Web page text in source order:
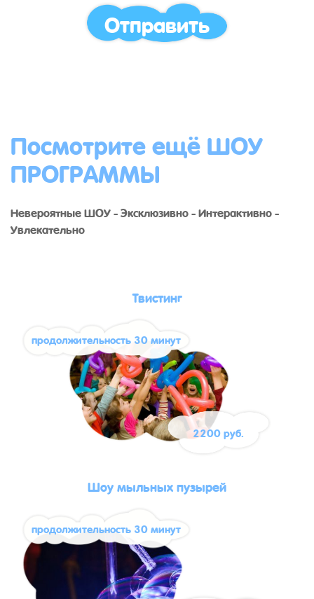
Отправить
Посмотрите ещё ШОУ
ПРОГРАММЫ
Невероятные ШОУ - Эксклюзивно - Интерактивно -
Увлекательно
Твистинг
продолжительность 30 минут
2200 руб.
Шоу мыльных пузырей
продолжительность 30 минут